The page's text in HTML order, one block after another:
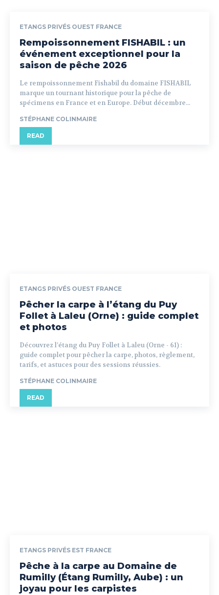
ETANGS PRIVÉS OUEST FRANCE
Rempoissonnement FISHABIL : un
événement exceptionnel pour la
saison de pêche 2026
Le rempoissonnement Fishabil du domaine FISHABIL
marque un tournant historique pour la pêche de
spécimens en France et en Europe. Début décembre...
STÉPHANE COLINMAIRE
READ
ETANGS PRIVÉS OUEST FRANCE
Pêcher la carpe à l’étang du Puy
Follet à Laleu (Orne) : guide complet
et photos
Découvrez l’étang du Puy Follet à Laleu (Orne - 61) :
guide complet pour pêcher la carpe, photos, règlement,
tarifs, et astuces pour des sessions réussies.
STÉPHANE COLINMAIRE
READ
ETANGS PRIVÉS EST FRANCE
Pêche à la carpe au Domaine de
Rumilly (Étang Rumilly, Aube) : un
joyau pour les carpistes